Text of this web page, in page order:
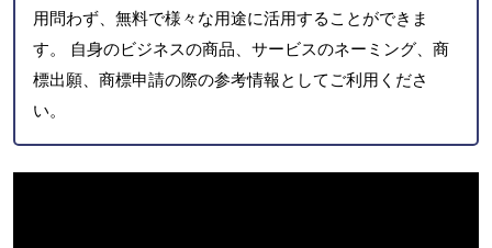
用問わず、無料で様々な用途に活用することができま
す。 自身のビジネスの商品、サービスのネーミング、商
標出願、商標申請の際の参考情報としてご利用くださ
い。